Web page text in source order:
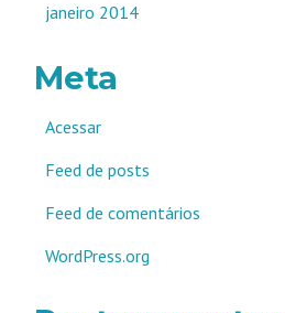
janeiro 2014
Meta
Acessar
Feed de posts
Feed de comentários
WordPress.org